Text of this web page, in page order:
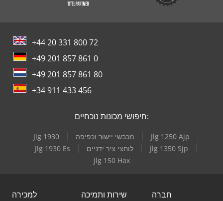
+44 20 331 800 72
+49 201 857 861 0
+49 201 857 861 80
+34 911 433 456
חיפושי מכונות נוכחיים:
Jlg 1930 מכבשי יישור וכפיפה
Jlg 1250 Ajp
Jlg 1930 Es
לוחצי ציר ידניים
Jlg 1350 Sjp
Jlg 150 Hax
למכירה שירות ותמיכה חברה